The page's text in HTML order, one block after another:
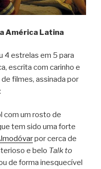
América Latina
4 estrelas em 5 para
escrita com carinho e
filmes, assinada por
com um rosto de
tem sido uma forte
por cerca de
e belo Talk to
de forma inesquecível